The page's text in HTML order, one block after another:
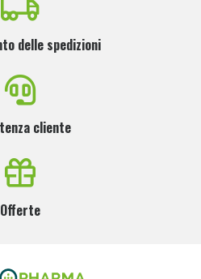
delle spedizioni
cliente
Offerte